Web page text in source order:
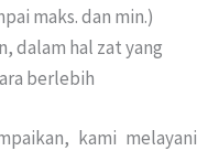
maks. dan min.)
dalam hal zat yang
berlebih
kami melayani